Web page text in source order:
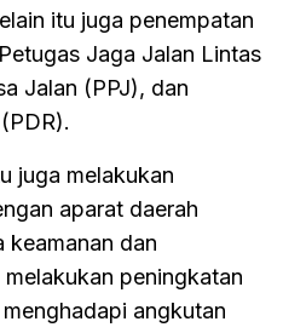
itu juga penempatan
Jaga Jalan Lintas
Jalan (PPJ), dan
juga melakukan
aparat daerah
keamanan dan
peningkatan
angkutan